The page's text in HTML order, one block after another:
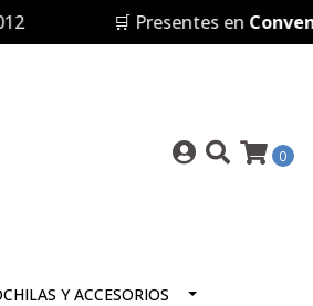
🛒 Presentes enConvenio
0
Y ACCESORIOS